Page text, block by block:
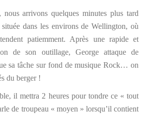
arrivons quelques minutes plus tard
dans les environs de Wellington, où
patiemment. Après une rapide et
de son outillage, George attaque de
sa tâche sur fond de musique Rock… on
du berger !
il mettra 2 heures pour tondre ce « tout
de troupeau « moyen » lorsqu’il contient